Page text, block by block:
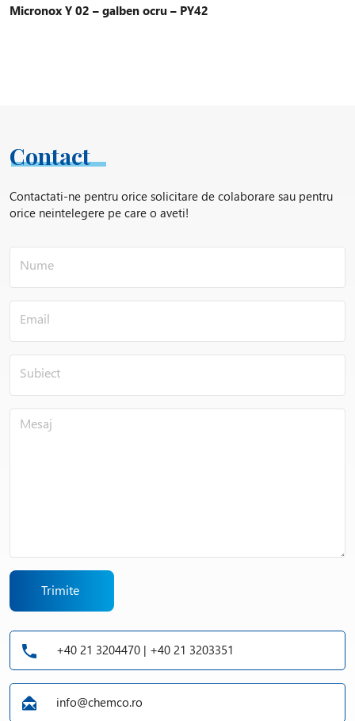
Micronox Y 02 – galben ocru – PY42
Contact
Contactati-ne pentru orice solicitare de colaborare sau pentru
orice neintelegere pe care o aveti!
Trimite
+40 21 3204470 | +40 21 3203351
info@chemco.ro